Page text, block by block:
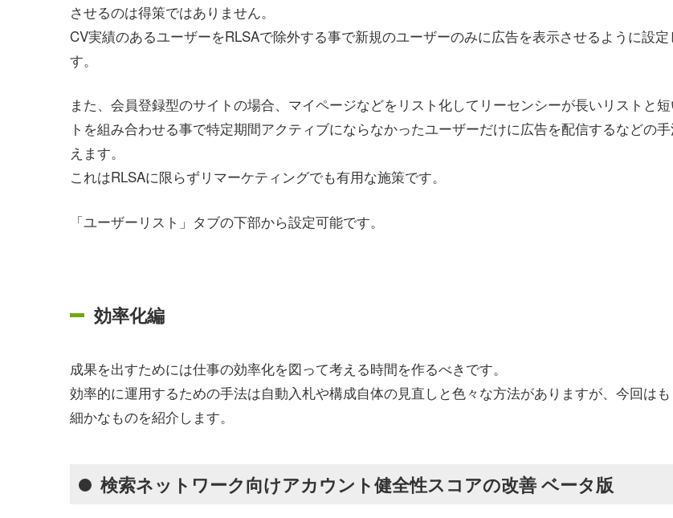
させるのは得策ではありません。
CV実績のあるユーザーをRLSAで除外する事で新規のユーザーのみに広告を表示させるように設定
す。
また、会員登録型のサイトの場合、マイページなどをリスト化してリーセンシーが長いリストと
トを組み合わせる事で特定期間アクティブにならなかったユーザーだけに広告を配信するなどの
えます。
これはRLSAに限らずリマーケティングでも有用な施策です。
「ユーザーリスト」タブの下部から設定可能です。
効率化編
成果を出すためには仕事の効率化を図って考える時間を作るべきです。
効率的に運用するための手法は自動入札や構成自体の見直しと色々な方法がありますが、今回は
細かなものを紹介します。
検索ネットワーク向けアカウント健全性スコアの改善 ベータ版